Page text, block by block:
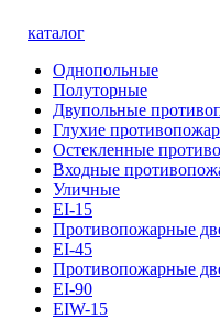
каталог
Однопольные
Полуторные
Двупольные
Глухие
Остекленные
Входные
Уличные
EI-15
Противопожарные
EI-45
Противопожарные
EI-90
EIW-15